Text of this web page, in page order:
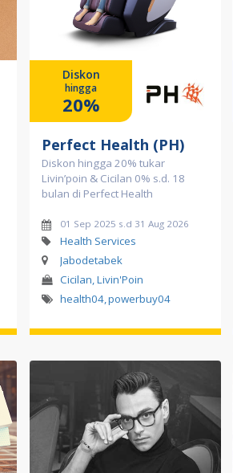
Diskon
hingga
20%
Perfect Health (PH)
Diskon hingga 20% tukar
Livin’poin & Cicilan 0% s.d. 18
bulan di Perfect Health
01 Sep 2025 s.d 31 Aug 2026
Health Services
Jabodetabek
Cicilan, Livin'Poin
health04,powerbuy04